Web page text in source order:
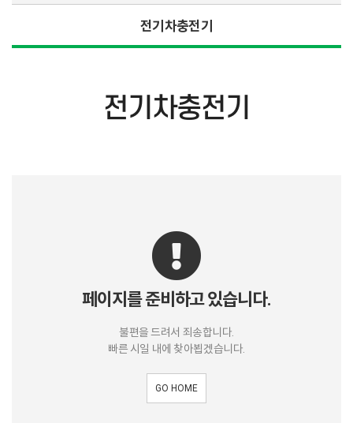
전기차충전기
전기차충전기
페이지를 준비하고 있습니다.
불편을 드려서 죄송합니다.
빠른 시일 내에 찾아뵙겠습니다.
GO HOME